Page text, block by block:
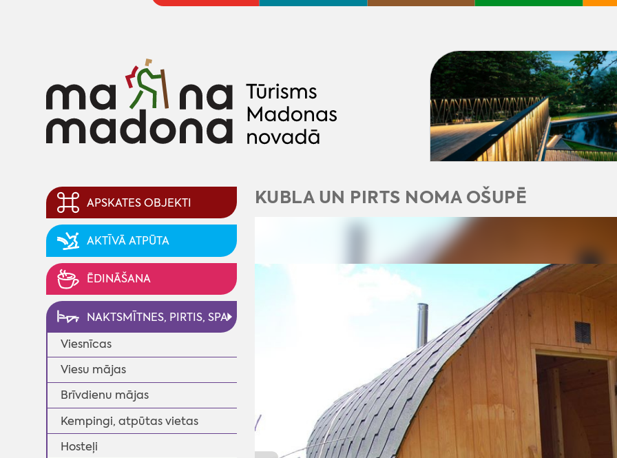
APSKATES OBJEKTI
AKTĪVĀ ATPŪTA
ĒDINĀŠANA
NAKTSMĪTNES, PIRTIS, SPA
Viesnīcas
Viesu mājas
Brīvdienu mājas
Kempingi, atpūtas vietas
Hosteļi
KUBLA UN PIRTS NOMA OŠUPĒ